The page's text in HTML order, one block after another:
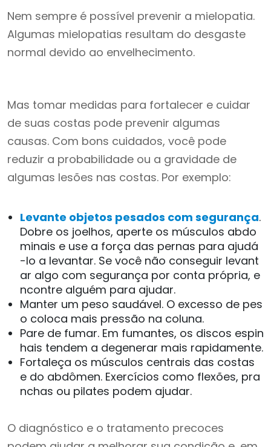
Nem sempre é possível prevenir a mielopatia.
Algumas mielopatias resultam do desgaste
normal devido ao envelhecimento.
Mas tomar medidas para fortalecer e cuidar
de suas costas pode prevenir algumas
causas. Com bons cuidados, você pode
reduzir a probabilidade ou a gravidade de
algumas lesões nas costas. Por exemplo:
Levante objetos pesados ​​com segurança.
Dobre os joelhos, aperte os músculos abdo
minais e use a força das pernas para ajudá
-lo a levantar. Se você não conseguir levant
ar algo com segurança por conta própria, e
ncontre alguém para ajudar.
Manter um peso saudável. O excesso de pes
o coloca mais pressão na coluna.
Pare de fumar. Em fumantes, os discos espin
hais tendem a degenerar mais rapidamente.
Fortaleça os músculos centrais das costas
e do abdômen. Exercícios como flexões, pra
nchas ou pilates podem ajudar.
O diagnóstico e o tratamento precoces